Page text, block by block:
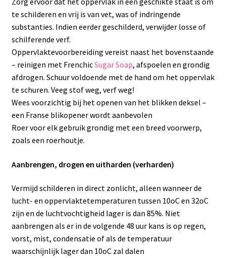
te schilderen en vrij is van vet, was of indringende
substanties. Indien eerder geschilderd, verwijder losse of
schilferende verf.
Oppervlaktevoorbereiding vereist naast het bovenstaande
– reinigen met FrenchicSugar Soap, afspoelen en grondig
afdrogen. Schuur voldoende met de hand om het oppervlak
te schuren. Veeg stof weg, verf weg!
Wees voorzichtig bij het openen van het blikken deksel –
een Franse blikopener wordt aanbevolen
Roer voor elk gebruik grondig met een breed voorwerp,
zoals een roerhoutje.
Aanbrengen, drogen en uitharden (verharden)
Vermijd schilderen in direct zonlicht, alleen wanneer de
lucht- en oppervlaktetemperaturen tussen 10oC en 32oC
zijn en de luchtvochtigheid lager is dan 85%. Niet
aanbrengen als er in de volgende 48 uur kans is op regen,
vorst, mist, condensatie of als de temperatuur
waarschijnlijk lager dan 10oC zal dalen